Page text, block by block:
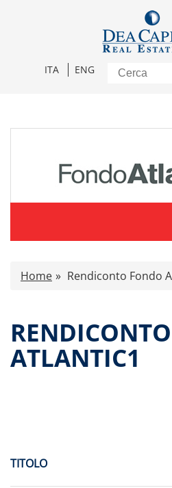
ITA ENG
Caratteristiche
Proventi distribuiti
Documenti di offerta
Contatti
Home Rendiconto Fondo
ATLANTIC1
TITOLO